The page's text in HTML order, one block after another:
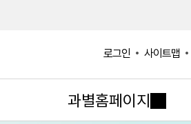
로그인 사이트맵
과별홈페이지